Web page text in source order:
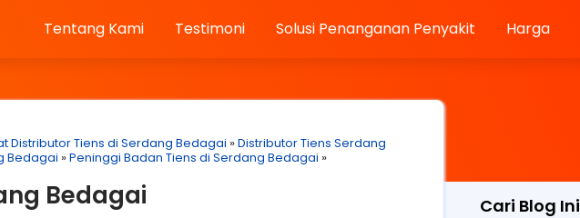
Tentang Kami Testimoni Solusi Penanganan Penyakit Harga
Distributor Tiens di Serdang Bedagai »Distributor Tiens Serdang
Bedagai »Peninggi Badan Tiens di Serdang Bedagai »
Bedagai Cari Blog Ini